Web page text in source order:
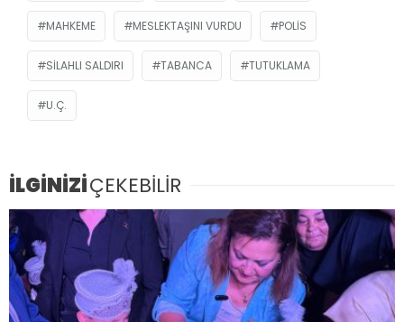
MAHKEME MESLEKTAŞINI VURDU POLIS
SILAHLI SALDIRI TABANCA TUTUKLAMA
U.Ç.
İLGİNİZİÇEKEBİLİR